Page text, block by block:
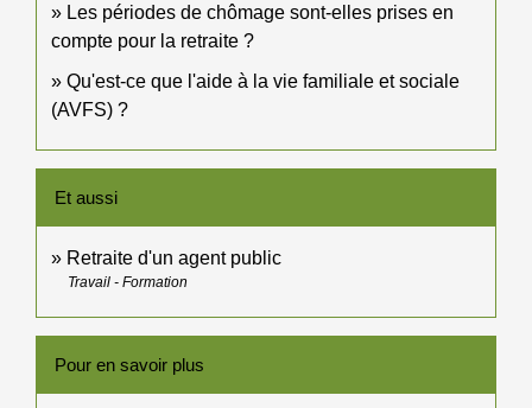
Les périodes de chômage sont-elles prises en
compte pour la retraite ?
Qu'est-ce que l'aide à la vie familiale et sociale
(AVFS) ?
Et aussi
Retraite d'un agent public
Travail - Formation
Pour en savoir plus